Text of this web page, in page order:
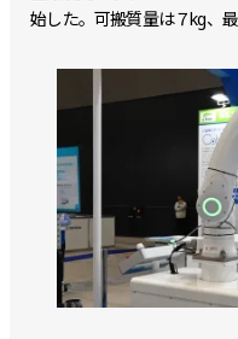
始した。可搬質量は７kg、